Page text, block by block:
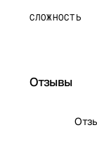
СЛОЖНОСТЬ
Отзывы